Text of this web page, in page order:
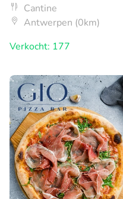
Cantine
Antwerpen (0km)
Verkocht: 177